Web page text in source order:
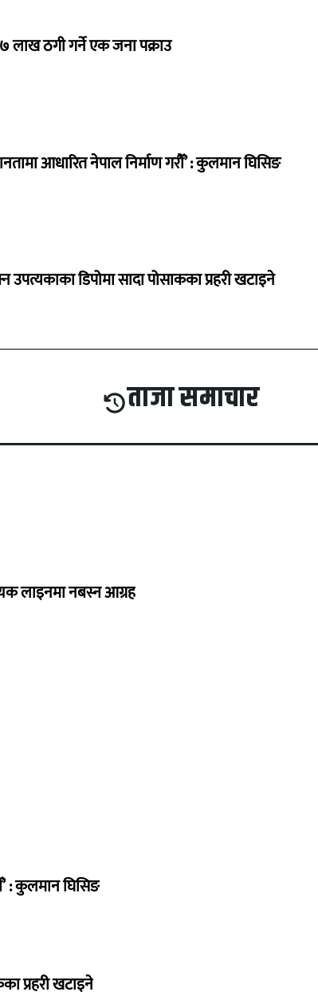
लाख ठगी गर्ने एक जना पक्राउ
आधारित नेपाल निर्माण गरौँ’ : कुलमान घिसिङ
उपत्यकाका डिपोमा सादा पोसाकका प्रहरी खटाइने
ताजा समाचार
लाइनमा नबस्न आग्रह
: कुलमान घिसिङ
प्रहरी खटाइने